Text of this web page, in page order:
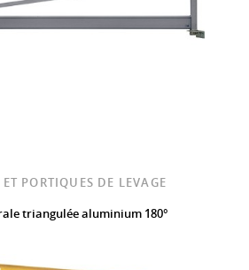
ET PORTIQUES DE LEVAGE
triangulée aluminium 180°